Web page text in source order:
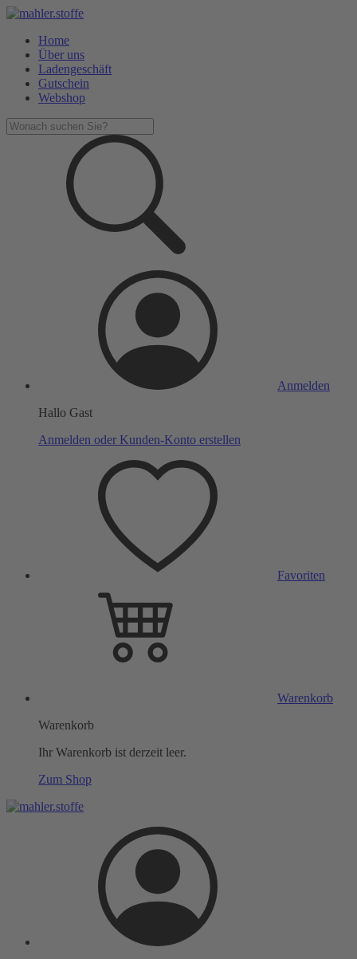
Home
Über uns
Ladengeschäft
Gutschein
Webshop
Anmelden
Hallo Gast
Anmelden oder Kunden-Konto erstellen
Favoriten
Warenkorb
Warenkorb
Ihr Warenkorb ist derzeit leer.
Zum Shop